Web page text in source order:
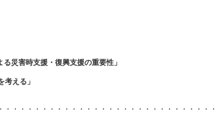
害時支援・復興支援の重要性」
える」
・・・・・・・・・・・・・・・・・・・・・・・・・・・